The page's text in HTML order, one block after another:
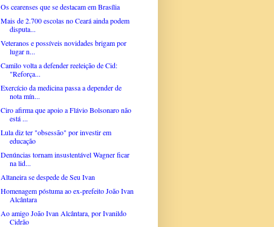
Os cearenses que se destacam em Brasília
Mais de 2.700 escolas no Ceará ainda podem
disputa...
Veteranos e possíveis novidades brigam por
lugar n...
Camilo volta a defender reeleição de Cid:
"Reforça...
Exercício da medicina passa a depender de
nota mín...
Ciro afirma que apoio a Flávio Bolsonaro não
está ...
Lula diz ter "obsessão" por investir em
educação
Denúncias tornam insustentável Wagner ficar
na lid...
Altaneira se despede de Seu Ivan
Homenagem póstuma ao ex-prefeito João Ivan
Alcântara
Ao amigo João Ivan Alcântara, por Ivanildo
Cidrão